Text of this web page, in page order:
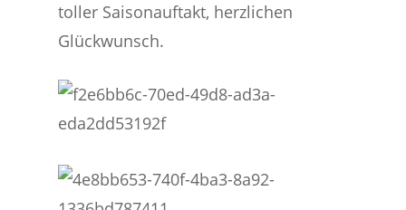
toller Saisonauftakt, herzlichen
Glückwunsch.